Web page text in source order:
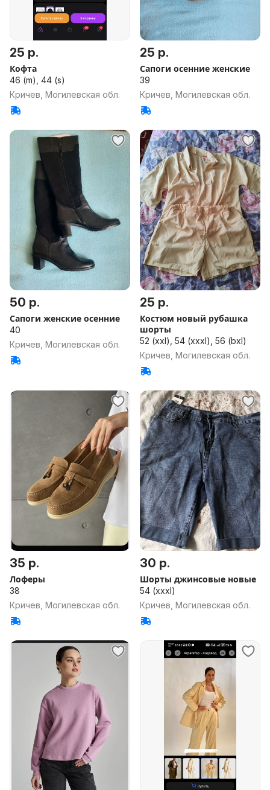
25 р.
Кофта
46 (m), 44 (s)
Кричев, Могилевская обл.
25 р.
Сапоги осенние женские
39
Кричев, Могилевская обл.
50 р.
Сапоги женские осенние
40
Кричев, Могилевская обл.
25 р.
Костюм новый рубашка
шорты
52 (xxl), 54 (xxxl), 56 (bxl)
Кричев, Могилевская обл.
35 р.
Лоферы
38
Кричев, Могилевская обл.
30 р.
Шорты джинсовые новые
54 (xxxl)
Кричев, Могилевская обл.